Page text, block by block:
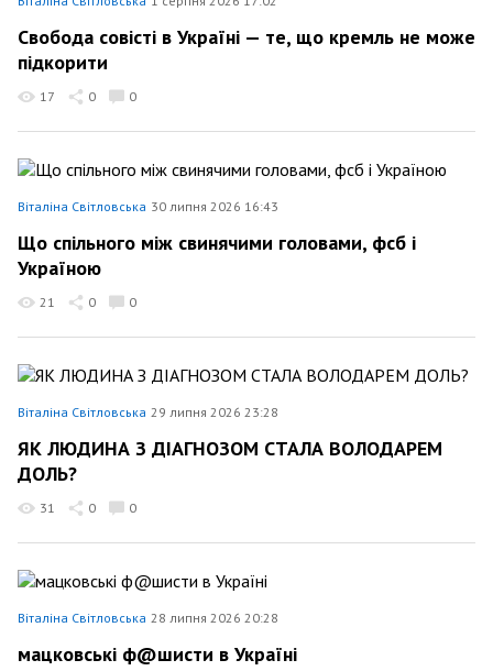
Свобода совісті в Україні — те, що кремль не може
підкорити
17 0 0
Віталіна Світловська 30 липня 2026 16:43
Що спільного між свинячими головами, фсб і
Україною
21 0 0
Віталіна Світловська 29 липня 2026 23:28
ЯК ЛЮДИНА З ДІАГНОЗОМ СТАЛА ВОЛОДАРЕМ
ДОЛЬ?
31 0 0
Віталіна Світловська 28 липня 2026 20:28
мацковські ф@шисти в Україні